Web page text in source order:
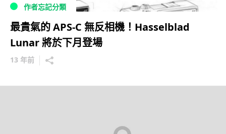
作者忘記分類
最貴氣的 APS-C 無反相機！Hasselblad
Lunar 將於下月登場
13 年前